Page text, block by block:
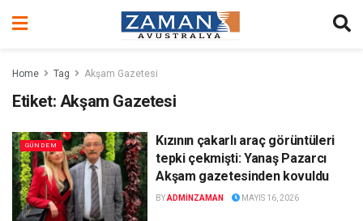
Home Tag Akşam Gazetesi
Etiket: Akşam Gazetesi
GÜNDEM
Kızının çakarlı araç görüntüleri
tepki çekmişti: Yanaş Pazarcı
Akşam gazetesinden kovuldu
BYADMINZAMAN MAYIS 16, 2026